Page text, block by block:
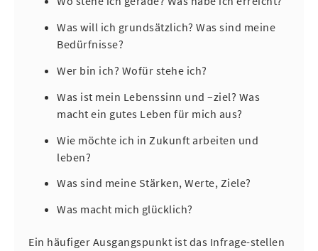
Was will ich grundsätzlich? Was sind meine
Bedürfnisse?
Wer bin ich? Wofür stehe ich?
Was ist mein Lebenssinn und –ziel? Was
macht ein gutes Leben für mich aus?
Wie möchte ich in Zukunft arbeiten und
leben?
Was sind meine Stärken, Werte, Ziele?
Was macht mich glücklich?
Ein häufiger Ausgangspunkt ist das Infrage-stellen